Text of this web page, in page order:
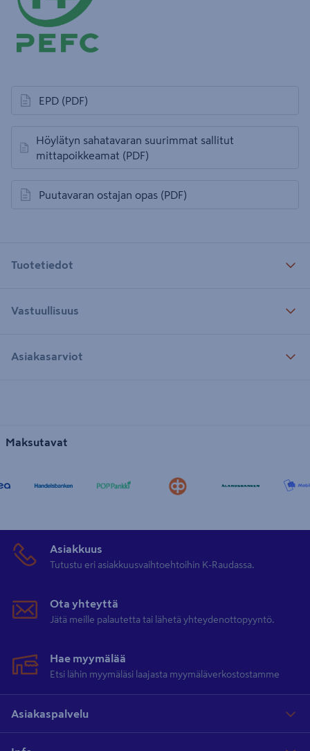
EPD (PDF)
avautuu uuteen välilehteen
Höylätyn sahatavaran suurimmat sallitut
mittapoikkeamat (PDF)
avautuu uuteen välilehteen
Puutavaran ostajan opas (PDF)
avautuu uuteen välilehteen
Tuotetiedot
Vastuullisuus
Asiakasarviot
Maksutavat
Asiakkuus
Tutustu eri asiakkuusvaihtoehtoihin K-Raudassa.
Ota yhteyttä
Jätä meille palautetta tai lähetä yhteydenottopyyntö.
Hae myymälää
Etsi lähin myymäläsi laajasta myymäläverkostostamme
Asiakaspalvelu